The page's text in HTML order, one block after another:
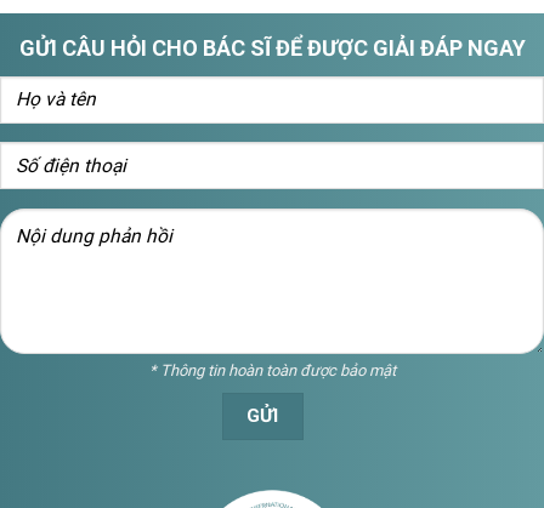
GỬI CÂU HỎI CHO BÁC SĨ ĐỂ ĐƯỢC GIẢI ĐÁP NGAY
* Thông tin hoàn toàn được bảo mật